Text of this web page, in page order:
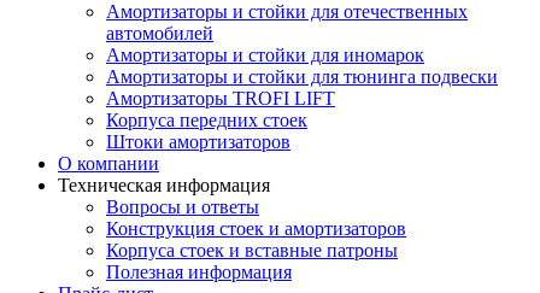
Амортизаторы и стойки для отечественных
автомобилей
Амортизаторы и стойки для иномарок
Амортизаторы и стойки для тюнинга подвeски
Амортизаторы TROFI LIFT
Корпуса передних стоек
Штоки амортизаторов
О компании
Техническая информация
Вопросы и ответы
Конструкция стоек и амортизаторов
Корпуса стоек и вставные патроны
Полезная информация